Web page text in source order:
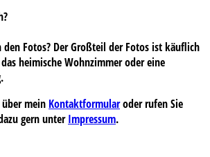
den Fotos? Der Großteil der Fotos ist käuflich
heimische Wohnzimmer oder eine
mein Kontaktformularoder rufen Sie
gern unterImpressum.